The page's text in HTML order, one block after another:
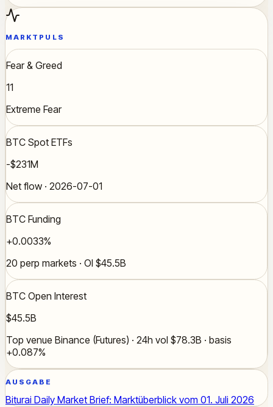
MARKTPULS
Fear & Greed
11
Extreme Fear
BTC Spot ETFs
-$231M
Net flow · 2026-07-01
BTC Funding
+0.0033%
20 perp markets · OI $45.5B
BTC Open Interest
$45.5B
Top venue Binance (Futures) · 24h vol $78.3B · basis
+0.087%
AUSGABE
Biturai Daily Market Brief: Marktüberblick vom 01. Juli 2026